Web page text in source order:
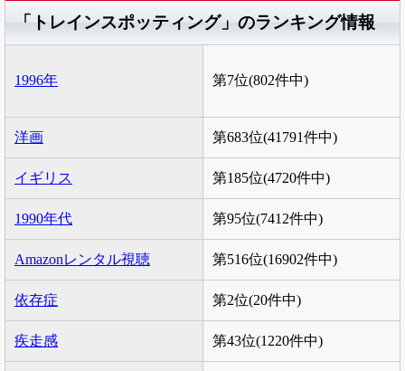
「トレインスポッティング」のランキング情報
1996年 第7位(802件中)
洋画 第683位(41791件中)
イギリス 第185位(4720件中)
1990年代 第95位(7412件中)
Amazonレンタル視聴 第516位(16902件中)
依存症 第2位(20件中)
疾走感 第43位(1220件中)